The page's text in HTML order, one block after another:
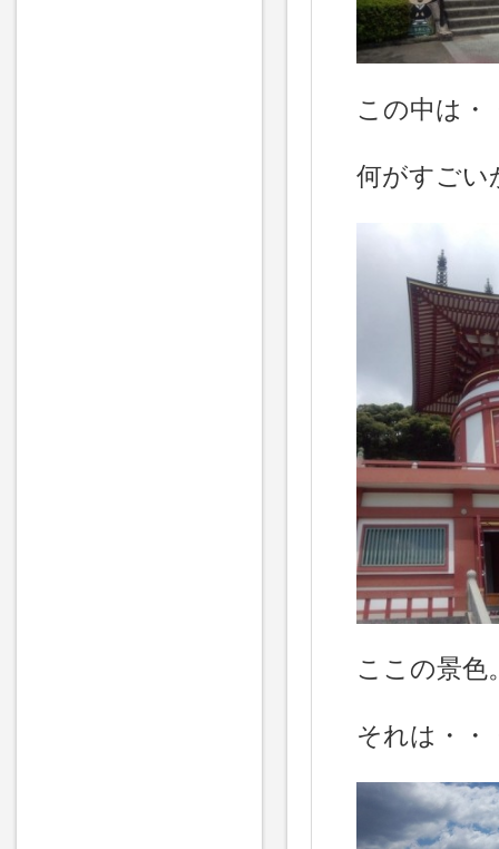
この中は・
何がすごい
ここの景色
それは・・